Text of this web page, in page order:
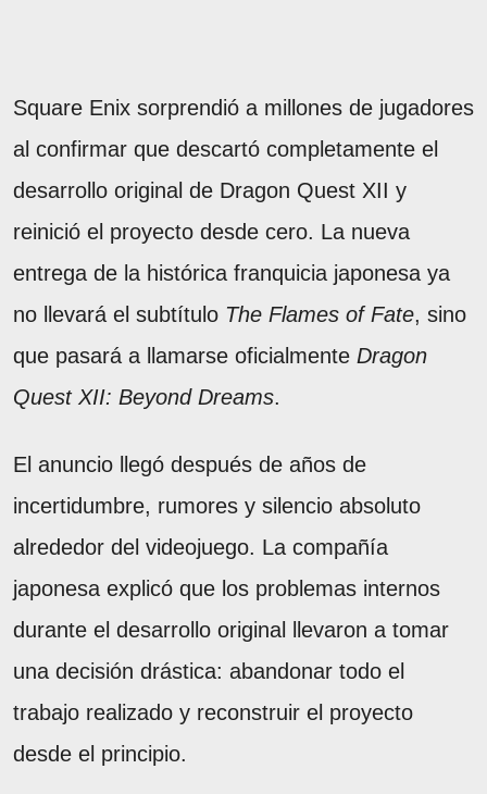
Square Enix sorprendió a millones de jugadores
al confirmar que descartó completamente el
desarrollo original de Dragon Quest XII y
reinició el proyecto desde cero. La nueva
entrega de la histórica franquicia japonesa ya
no llevará el subtítulo The Flames of Fate, sino
que pasará a llamarse oficialmente Dragon
Quest XII: Beyond Dreams.
El anuncio llegó después de años de
incertidumbre, rumores y silencio absoluto
alrededor del videojuego. La compañía
japonesa explicó que los problemas internos
durante el desarrollo original llevaron a tomar
una decisión drástica: abandonar todo el
trabajo realizado y reconstruir el proyecto
desde el principio.